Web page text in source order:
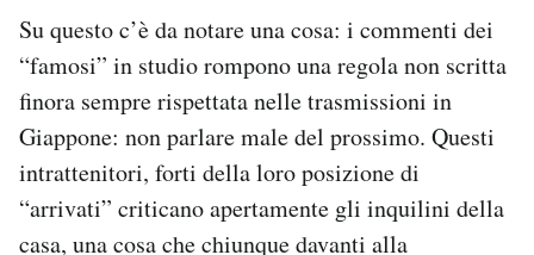
Su questo c’è da notare una cosa: i commenti dei
“famosi” in studio rompono una regola non scritta
finora sempre rispettata nelle trasmissioni in
Giappone: non parlare male del prossimo. Questi
intrattenitori, forti della loro posizione di
“arrivati” criticano apertamente gli inquilini della
casa, una cosa che chiunque davanti alla